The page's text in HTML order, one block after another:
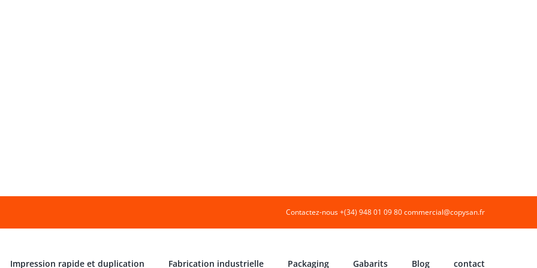
Contactez-nous +(34) 948 01 09 80commercial@copysan.fr
Impression rapide et duplication Fabrication industrielle Packaging Gabarits Blog contact